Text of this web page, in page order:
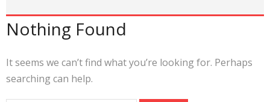
Nothing Found
It seems we can’t find what you’re looking for. Perhaps
searching can help.